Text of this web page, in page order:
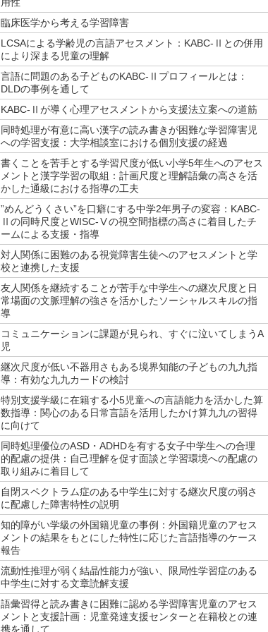
臨床医学から考える学習障害
LCSAによる学齢児の言語アセスメント：KABC-Ⅱとの併用
により深まる児童の理解
言語に問題のある子どものKABC-Ⅱプロフィールとは：
DLDの事例を通して
KABC-Ⅱが導く心理アセスメントから支援法立案への道筋
同時処理が有意に高い漢字の読み書きが困難な学習障害児
への学習支援：大学相談室における個別支援の経過
書くことを苦手とする学習尺度が低い小学5年生へのアセス
メントと漢字学習の取組：計画尺度と理解語彙の高さを活
かした通級における指導の工夫
”めんどうくさい”を口癖にする中学2年男子の変容：KABC-
Ⅱの同時尺度とWISC-Ⅴの視空間指標の高さに着目したチ
ームによる支援・指導
対人関係に困難のある視覚障害生徒へのアセスメントと学
校と連携した支援
友人関係を継続することが苦手な中学生への継次尺度と日
常場面の文脈理解の強さを活かしたソーシャルスキルの指
導
コミュニケーションに課題が見られ、すぐに泣いてしまうA
児
継次尺度が低い不器用さもある境界知能の子どもの九九指
導：有効な九九カードの検討
特別支援学級に在籍する小5児童への言語能力を活かした算
数指導：関心のある日常言語を活用したかけ算九九の習得
に向けて
同時処理優位のASD・ADHDを有する女子中学生への合理
的配慮の提供：自己理解を促す面談と学習環境への配慮の
取り組みに着目して
自閉スペクトラム症のある中学生に対する継次尺度の弱さ
に配慮した障害特性の説明
知的障がい学級の外国籍児童の事例：外国籍児童のアセス
メントの結果をもとにした特性に応じた言語指導のケース
報告
流動性推理が弱く結晶性能力が強い、限局性学習症のある
中学生に対する文章読解支援
語彙習得と読み書きに困難に認める学習障害児童のアセス
メントと支援計画：児童発達支援センターと在籍校との連
携を通して